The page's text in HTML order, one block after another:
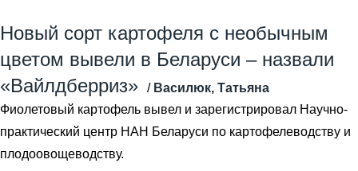
Новый сорт картофеля с необычным
цветом вывели в Беларуси – назвали
«Вайлдберриз»
/ Василюк, Татьяна
Фиолетовый картофель вывел и зарегистрировал Научно-
практический центр НАН Беларуси по картофелеводству и
плодоовощеводству.